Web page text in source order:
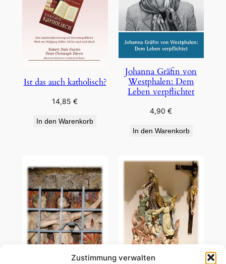
Zustimmung verwalten
Ist das auch katholisch?
14,85€
In den Warenkorb
Johanna Gräfin von
Westphalen: Dem
Leben verpflichtet
4,90€
In den Warenkorb